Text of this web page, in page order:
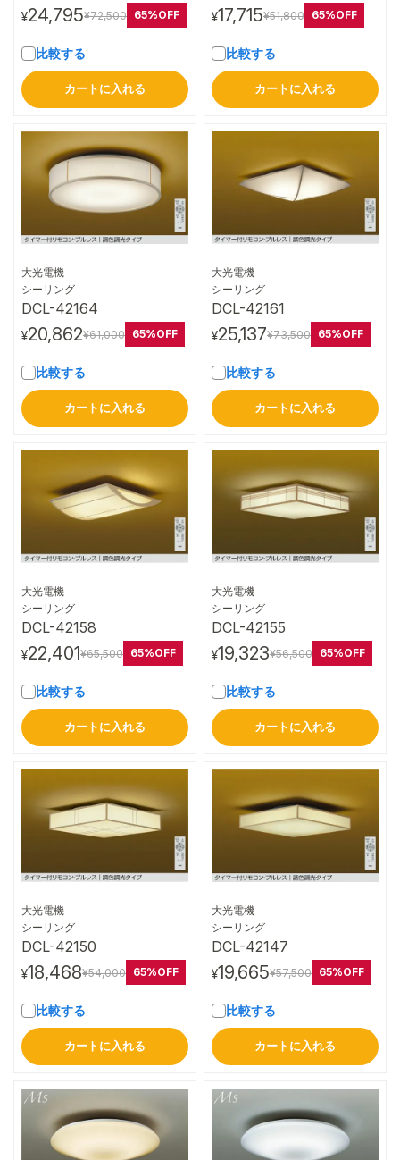
¥24,795¥72,500 65%OFF
比較する
カートに入れる
¥17,715¥51,800 65%OFF
比較する
カートに入れる
大光電機
シーリング
DCL-42164
¥20,862¥61,000 65%OFF
比較する
カートに入れる
大光電機
シーリング
DCL-42161
¥25,137¥73,500 65%OFF
比較する
カートに入れる
大光電機
シーリング
DCL-42158
¥22,401¥65,500 65%OFF
比較する
カートに入れる
大光電機
シーリング
DCL-42155
¥19,323¥56,500 65%OFF
比較する
カートに入れる
大光電機
シーリング
DCL-42150
¥18,468¥54,000 65%OFF
比較する
カートに入れる
大光電機
シーリング
DCL-42147
¥19,665¥57,500 65%OFF
比較する
カートに入れる